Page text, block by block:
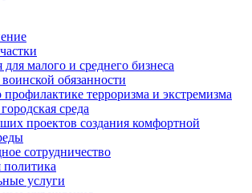
малого и среднего бизнеса
обязанности
терроризма и экстремизма
среда
проектов создания комфортной
сотрудничество
услуги